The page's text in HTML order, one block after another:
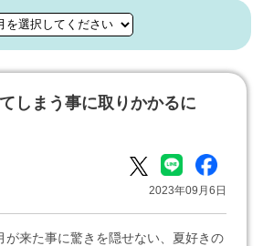
しまう事に取りかかるに
2023年09月6日
が来た事に驚きを隠せない、夏好きの